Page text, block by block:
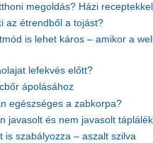
megoldás? Házi receptekkel
az étrendből a tojást?
is lehet káros – amikor a
lefekvés előtt?
ápolásához
egészséges a zabkorpa?
javasolt és nem javasolt
is szabályozza – aszalt szilva